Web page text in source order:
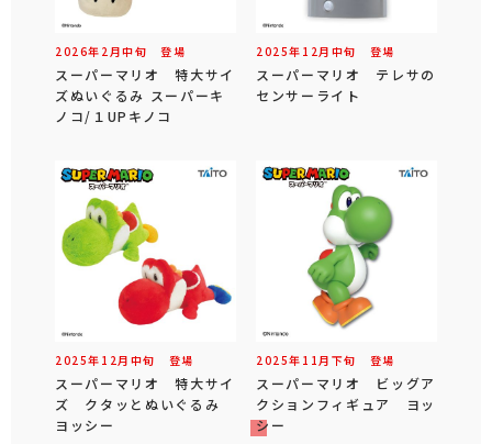
2026年 2 月中旬 登場
スーパーマリオ 特大サイ
ズぬいぐるみ スーパーキ
ノコ/１UPキノコ
2025年 12 月 中旬 登場
スーパーマリオ テレサの
センサーライト
2025年 12 月 中旬 登場
スーパーマリオ 特大サイ
ズ クタッとぬいぐるみ
ヨッシー
2025年 11 月 下旬 登場
スーパーマリオ ビッグア
クションフィギュア ヨッ
シー